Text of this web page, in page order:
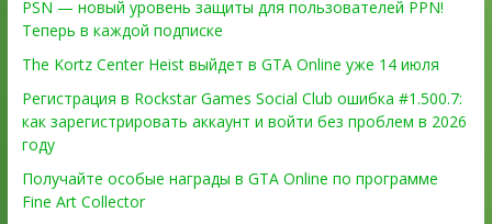
PSN — новый уровень защиты для пользователей PPN!
Теперь в каждой подписке
The Kortz Center Heist выйдет в GTA Online уже 14 июля
Регистрация в Rockstar Games Social Club ошибка #1.500.7:
как зарегистрировать аккаунт и войти без проблем в 2026
году
Получайте особые награды в GTA Online по программе
Fine Art Collector